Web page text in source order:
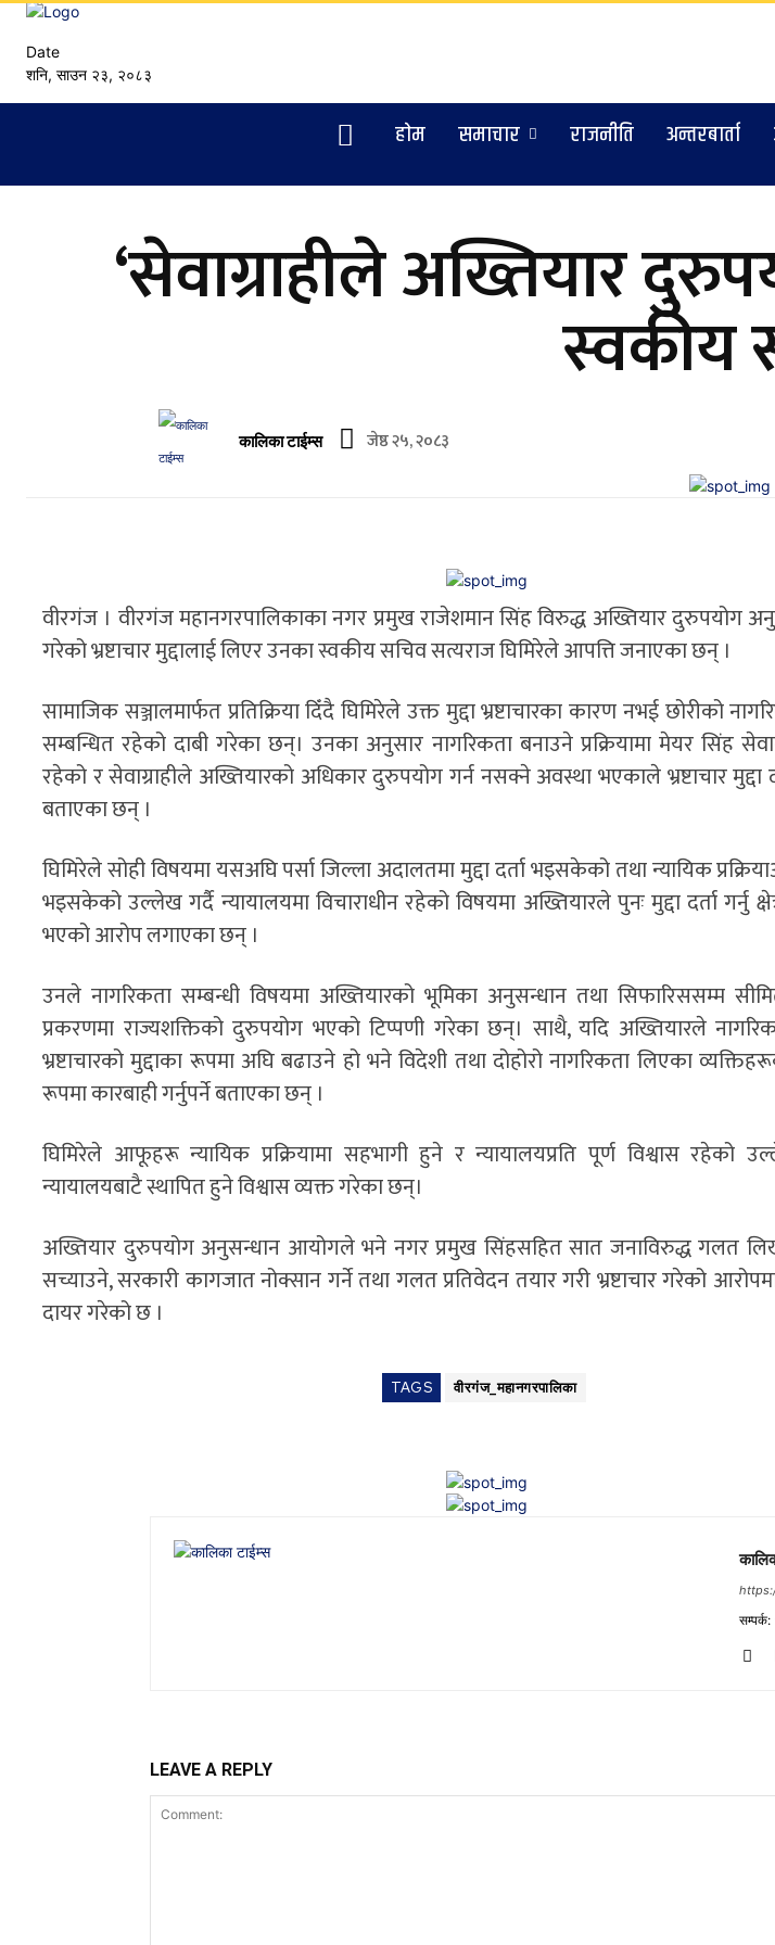
Date
शनि, साउन २३, २०८३
हाेम समाचार राजनीति अन्तरबार्ता
‘सेवाग्राहीले अख्तियार
स्वकीय
कालिका टाईम्स जेष्ठ २५, २०८३
वीरगंज । वीरगंज महानगरपालिकाका नगर प्रमुख राजेशमान सिंह विरुद्ध अख्तियार दुरुपयोग
गरेको भ्रष्टाचार मुद्दालाई लिएर उनका स्वकीय सचिव सत्यराज घिमिरेले आपत्ति जनाएका छन् ।
सामाजिक सञ्जालमार्फत प्रतिक्रिया दिँदै घिमिरेले उक्त मुद्दा भ्रष्टाचारका कारण नभई छोरीको
सम्बन्धित रहेको दाबी गरेका छन्। उनका अनुसार नागरिकता बनाउने प्रक्रियामा मेयर सिंह
रहेको र सेवाग्राहीले अख्तियारको अधिकार दुरुपयोग गर्न नसक्ने अवस्था भएकाले भ्रष्टाचार मुद्दा
बताएका छन् ।
घिमिरेले सोही विषयमा यसअघि पर्सा जिल्ला अदालतमा मुद्दा दर्ता भइसकेको तथा न्यायिक
भइसकेको उल्लेख गर्दै न्यायालयमा विचाराधीन रहेको विषयमा अख्तियारले पुनः मुद्दा दर्ता गर्नु
भएको आरोप लगाएका छन् ।
उनले नागरिकता सम्बन्धी विषयमा अख्तियारको भूमिका अनुसन्धान तथा सिफारिससम्म
प्रकरणमा राज्यशक्तिको दुरुपयोग भएको टिप्पणी गरेका छन्। साथै, यदि अख्तियारले
भ्रष्टाचारको मुद्दाका रूपमा अघि बढाउने हो भने विदेशी तथा दोहोरो नागरिकता लिएका
रूपमा कारबाही गर्नुपर्ने बताएका छन् ।
घिमिरेले आफूहरू न्यायिक प्रक्रियामा सहभागी हुने र न्यायालयप्रति पूर्ण विश्वास रहेको
न्यायालयबाटै स्थापित हुने विश्वास व्यक्त गरेका छन्।
अख्तियार दुरुपयोग अनुसन्धान आयोगले भने नगर प्रमुख सिंहसहित सात जनाविरुद्ध गलत
सच्याउने, सरकारी कागजात नोक्सान गर्ने तथा गलत प्रतिवेदन तयार गरी भ्रष्टाचार गरेको
दायर गरेको छ ।
TAGS वीरगंज_महानगरपालिका
LEAVE A REPLY